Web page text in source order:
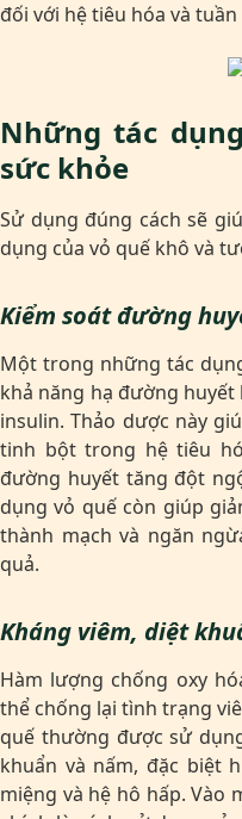
đối với hệ tiêu hóa và
Những tác
sức khỏe
Sử dụng đúng cách sẽ
dụng của vỏ quế khô và
Kiểm soát đường
Một trong những tác
khả năng hạ đường huyết
insulin. Thảo dược này
tinh bột trong hệ tiêu
đường huyết tăng đột
dụng vỏ quế còn giúp
thành mạch và ngăn
quả.
Kháng viêm, diệt
Hàm lượng chống oxy
thể chống lại tình trạng
quế thường được sử
khuẩn và nấm, đặc biệt
miệng và hệ hô hấp. Vào